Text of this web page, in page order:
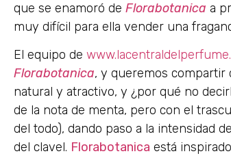
que se enamoró de Florabotanica a
muy difícil para ella vender una
El equipo de
Florabotanica, y queremos compartir
natural y atractivo, y ¿por qué no
de la nota de menta, pero con el
del todo), dando paso a la intensidad
del clavel. Florabotanica está